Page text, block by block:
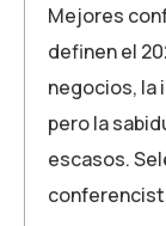
Mejores
definen el
negocios, la
pero la
escasos.